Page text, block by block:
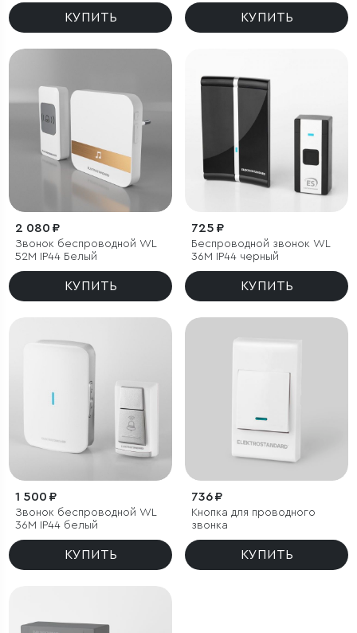
КУПИТЬ КУПИТЬ
2 080 ₽
Звонок беспроводной WL
52M IP44 Белый
КУПИТЬ
725 ₽
Беспроводной звонок WL
36M IP44 черный
КУПИТЬ
1 500 ₽
Звонок беспроводной WL
36M IP44 белый
КУПИТЬ
736 ₽
Кнопка для проводного
звонка
КУПИТЬ